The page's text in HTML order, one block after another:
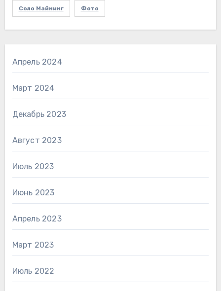
Соло Майнинг Фото
Апрель 2024
Март 2024
Декабрь 2023
Август 2023
Июль 2023
Июнь 2023
Апрель 2023
Март 2023
Июль 2022